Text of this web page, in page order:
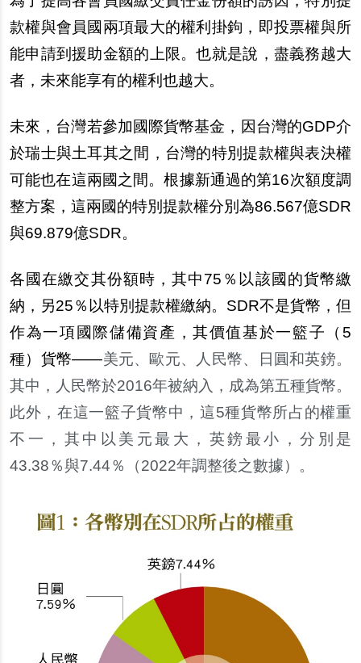
款權與會員國兩項最大的權利掛鉤，即投票權與所
能申請到援助金額的上限。也就是說 ，盡義務越大
者，未來能享有的權利也越大。
未來，台灣若參加國際貨幣基金，因台灣的GDP介
於瑞士與土耳其之間，台灣的特別提款權與表決權
可能也在這兩國之間。根據新通過的第16次額度調
整方案，這兩國的特別提款權分別為86.567億SDR
與69.879億SDR。
各國在繳交其份額時，其中75 ％以該國的貨幣繳
納， 另25％以特別提款權繳納。 SDR不是貨幣，但
作為一項國際儲備資 產 ，其價值基於一籃子（ 5
種）貨幣——美元、歐元、人民幣、日圓和英鎊。
其中，人民幣於2016年被納入，成為第五種貨幣。
此外，在這一籃子貨幣中，這5種貨幣所占的權重
不一，其中以美元最大，英鎊 最小，分別是
43.38％與7.44％（2022年調整後之數據）。